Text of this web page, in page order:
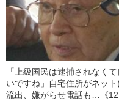
「上級国民は逮捕されなくて
いですね」自宅住所がネット
流出、嫌がらせ電話も…《12